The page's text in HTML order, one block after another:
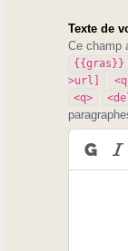
Texte de
Ce champ
{{gras}}
>url]
<q>